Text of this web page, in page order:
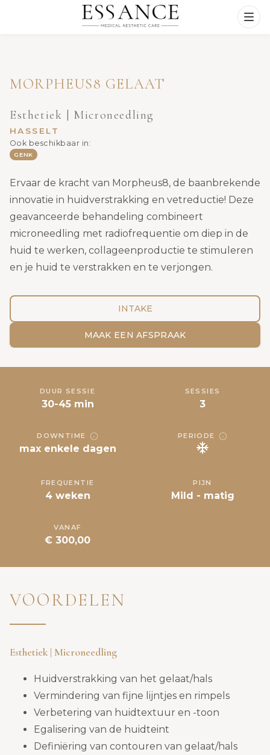
MORPHEUS8 GELAAT
Esthetiek | Microneedling
HASSELT
Ook beschikbaar in:
GENK
Ervaar de kracht van Morpheus8, de baanbrekende
innovatie in huidverstrakking en vetreductie! Deze
geavanceerde behandeling combineert
microneedling met radiofrequentie om diep in de
huid te werken, collageenproductie te stimuleren
en je huid te verstrakken en te verjongen.
INTAKE
MAAK EEN AFSPRAAK
DUUR SESSIE
30-45 min
SESSIES
3
DOWNTIME
max enkele dagen
PERIODE
FREQUENTIE
4 weken
PIJN
Mild - matig
VANAF
€ 300,00
VOORDELEN
Esthetiek | Microneedling
Huidverstrakking van het gelaat/hals
Vermindering van fijne lijntjes en rimpels
Verbetering van huidtextuur en -toon
Egalisering van de huidteint
Definiëring van contouren van gelaat/hals